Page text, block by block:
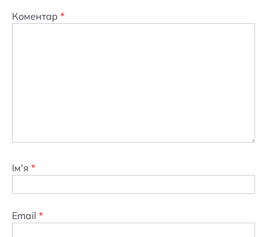
Коментар *
Ім'я *
Email *